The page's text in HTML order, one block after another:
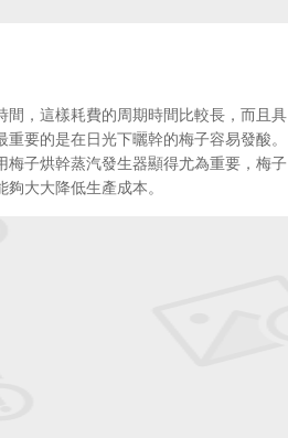
，這樣耗費的周期時間比較長，而且具
要的是在日光下曬幹的梅子容易發酸。
子烘幹蒸汽發生器顯得尤為重要，梅子
大大降低生產成本。